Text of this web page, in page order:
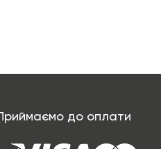
до оплати